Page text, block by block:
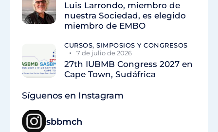
Luis Larrondo, miembro de
nuestra Sociedad, es elegido
miembro de EMBO
CURSOS, SIMPOSIOS Y CONGRESOS
7 de julio de 2026
27th IUBMB Congress 2027 en
Cape Town, Sudáfrica
Síguenos en Instagram
sbbmch